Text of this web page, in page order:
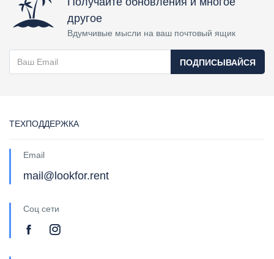
другое
Вдумчивые мысли на ваш почтовый ящик
ПОДПИСЫВАЙСЯ
ТЕХПОДДЕРЖКА
Email
mail@lookfor.rent
Соц сети